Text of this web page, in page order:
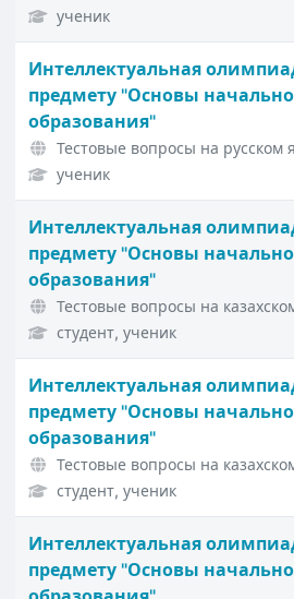
ученик
Интеллектуальная
предмету "Основы
образования"
Тестовые вопросы на русском
ученик
Интеллектуальная
предмету "Основы
образования"
Тестовые вопросы на
студент, ученик
Интеллектуальная
предмету "Основы
образования"
Тестовые вопросы на
студент, ученик
Интеллектуальная
предмету "Основы